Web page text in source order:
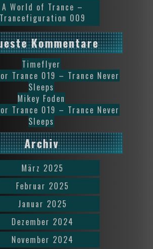
A World of Trance –
Trancefiguration 009
Kommentare
Timeflyer
Trance 019 – Trance Never
Sleeps
Mikey Foden
Trance 019 – Trance Never
Sleeps
Archiv
März 2025
Februar 2025
Januar 2025
Dezember 2024
November 2024